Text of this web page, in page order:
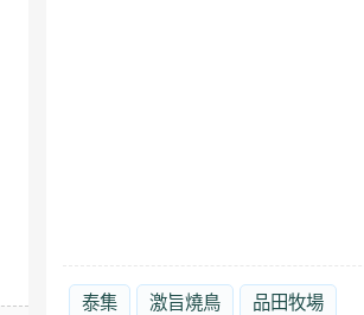
泰集 激旨燒鳥 品田牧場